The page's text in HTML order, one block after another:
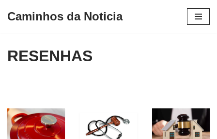
o
Caminhos da Noticia
RESENHAS